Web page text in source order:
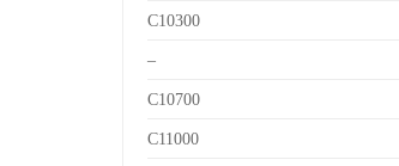
C10300
–
C10700
C11000